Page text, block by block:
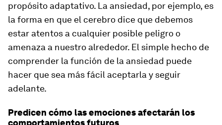
propósito adaptativo. La ansiedad, por ejemplo, es
la forma en que el cerebro dice que debemos
estar atentos a cualquier posible peligro o
amenaza a nuestro alrededor. El simple hecho de
comprender la función de la ansiedad puede
hacer que sea más fácil aceptarla y seguir
adelante.
Predicen cómo las emociones afectarán los
comportamientos futuros